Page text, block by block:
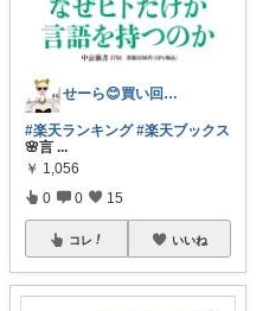
せーら😊買い回り中🛒
#楽天ランキング #楽天ブックス
🌸言 ...
￥ 1,056
0 0 15
コレ いいね